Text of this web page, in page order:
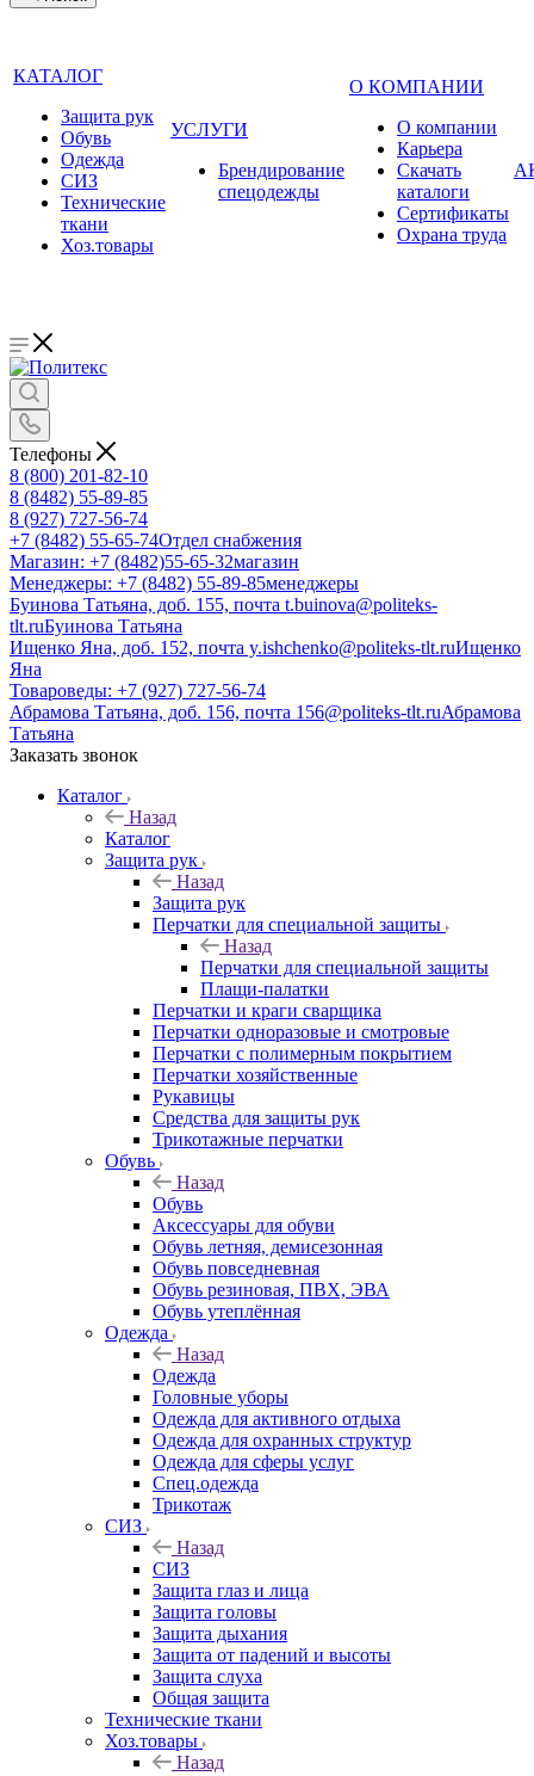
КАТАЛОГ
Защита рук
Обувь
Одежда
СИЗ
Технические
ткани
Хоз.товары
УСЛУГИ
Брендирование
спецодежды
О КОМПАНИИ
О компании
Карьера
Cкачать
каталоги
Сертификаты
Охрана труда
Телефоны
8 (800) 201-82-10
8 (8482) 55-89-85
8 (927) 727-56-74
+7 (8482) 55-65-74Отдел снабжения
Магазин: +7 (8482)55-65-32магазин
Менеджеры: +7 (8482) 55-89-85менеджеры
Буинова Татьяна, доб. 155, почта t.buinova@politeks-
tlt.ruБуинова Татьяна
Ищенко Яна, доб. 152, почта y.ishchenko@politeks-tlt.ruИщенко
Яна
Товароведы: +7 (927) 727-56-74
Абрамова Татьяна, доб. 156, почта 156@politeks-tlt.ruАбрамова
Татьяна
Заказать звонок
Каталог
Назад
Каталог
Защита рук
Назад
Защита рук
Перчатки для специальной защиты
Назад
Перчатки для специальной защиты
Плащи-палатки
Перчатки и краги сварщика
Перчатки одноразовые и смотровые
Перчатки с полимерным покрытием
Перчатки хозяйственные
Рукавицы
Средства для защиты рук
Трикотажные перчатки
Обувь
Назад
Обувь
Аксессуары для обуви
Обувь летняя, демисезонная
Обувь повседневная
Обувь резиновая, ПВХ, ЭВА
Обувь утеплённая
Одежда
Назад
Одежда
Головные уборы
Одежда для активного отдыха
Одежда для охранных структур
Одежда для сферы услуг
Спец.одежда
Трикотаж
СИЗ
Назад
СИЗ
Защита глаз и лица
Защита головы
Защита дыхания
Защита от падений и высоты
Защита слуха
Общая защита
Технические ткани
Хоз.товары
Назад